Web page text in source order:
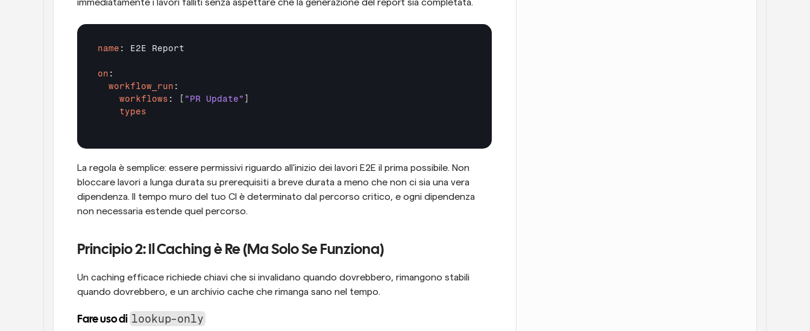
immediatamente i lavori falliti senza aspettare che la generazione del report sia completata.
name : E2E Report
on
  workflow_run
    workflows
: [ "PR Update"
    types
La regola è semplice: essere permissivi riguardo all'inizio dei lavori E2E il prima possibile. Non
bloccare lavori a lunga durata su prerequisiti a breve durata a meno che non ci sia una vera
dipendenza. Il tempo muro del tuo CI è determinato dal percorso critico, e ogni dipendenza
non necessaria estende quel percorso.
Principio 2: Il Caching è Re (Ma Solo Se Funziona)
Un caching efficace richiede chiavi che si invalidano quando dovrebbero, rimangono stabili
quando dovrebbero, e un archivio cache che rimanga sano nel tempo.
Fare uso di lookup-only